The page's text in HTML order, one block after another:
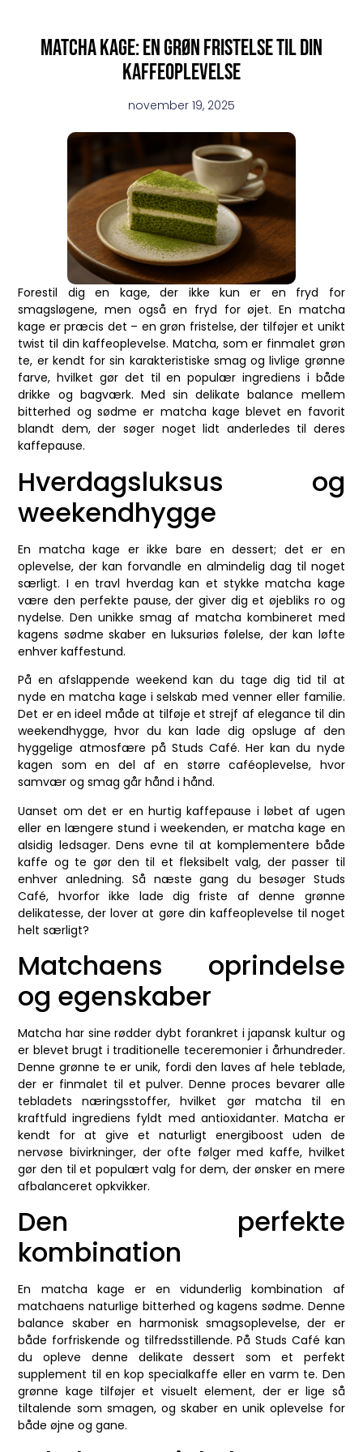
Matcha kage: en grøn fristelse til din
kaffeoplevelse
november 19, 2025
Forestil dig en kage, der ikke kun er en fryd for
smagsløgene, men også en fryd for øjet. En matcha
kage er præcis det – en grøn fristelse, der tilføjer et unikt
twist til din kaffeoplevelse. Matcha, som er finmalet grøn
te, er kendt for sin karakteristiske smag og livlige grønne
farve, hvilket gør det til en populær ingrediens i både
drikke og bagværk. Med sin delikate balance mellem
bitterhed og sødme er matcha kage blevet en favorit
blandt dem, der søger noget lidt anderledes til deres
kaffepause.
Hverdagsluksus og
weekendhygge
En matcha kage er ikke bare en dessert; det er en
oplevelse, der kan forvandle en almindelig dag til noget
særligt. I en travl hverdag kan et stykke matcha kage
være den perfekte pause, der giver dig et øjebliks ro og
nydelse. Den unikke smag af matcha kombineret med
kagens sødme skaber en luksuriøs følelse, der kan løfte
enhver kaffestund.
På en afslappende weekend kan du tage dig tid til at
nyde en matcha kage i selskab med venner eller familie.
Det er en ideel måde at tilføje et strejf af elegance til din
weekendhygge, hvor du kan lade dig opsluge af den
hyggelige atmosfære på Studs Café. Her kan du nyde
kagen som en del af en større caféoplevelse, hvor
samvær og smag går hånd i hånd.
Uanset om det er en hurtig kaffepause i løbet af ugen
eller en længere stund i weekenden, er matcha kage en
alsidig ledsager. Dens evne til at komplementere både
kaffe og te gør den til et fleksibelt valg, der passer til
enhver anledning. Så næste gang du besøger Studs
Café, hvorfor ikke lade dig friste af denne grønne
delikatesse, der lover at gøre din kaffeoplevelse til noget
helt særligt?
Matchaens oprindelse
og egenskaber
Matcha har sine rødder dybt forankret i japansk kultur og
er blevet brugt i traditionelle teceremonier i århundreder.
Denne grønne te er unik, fordi den laves af hele teblade,
der er finmalet til et pulver. Denne proces bevarer alle
tebladets næringsstoffer, hvilket gør matcha til en
kraftfuld ingrediens fyldt med antioxidanter. Matcha er
kendt for at give et naturligt energiboost uden de
nervøse bivirkninger, der ofte følger med kaffe, hvilket
gør den til et populært valg for dem, der ønsker en mere
afbalanceret opkvikker.
Den perfekte
kombination
En matcha kage er en vidunderlig kombination af
matchaens naturlige bitterhed og kagens sødme. Denne
balance skaber en harmonisk smagsoplevelse, der er
både forfriskende og tilfredsstillende. På Studs Café kan
du opleve denne delikate dessert som et perfekt
supplement til en kop specialkaffe eller en varm te. Den
grønne kage tilføjer et visuelt element, der er lige så
tiltalende som smagen, og skaber en unik oplevelse for
både øjne og gane.